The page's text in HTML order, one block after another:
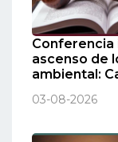
Conferencia
ascenso de
ambiental:
03-08-2026